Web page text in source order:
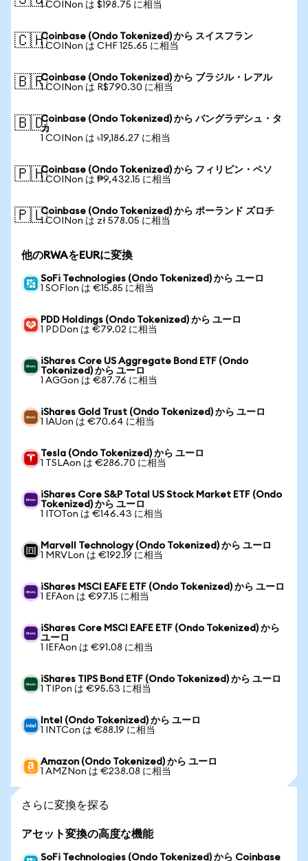
1 COINon は $198.75 に相当
🇨🇭Coinbase (Ondo Tokenized) から スイスフラン
1 COINon は CHF 125.65 に相当
🇧🇷Coinbase (Ondo Tokenized) から ブラジル・レアル
1 COINon は R$790.30 に相当
🇧🇩Coinbase (Ondo Tokenized) から バングラデシュ・タ
カ
1 COINon は ৳19,186.27 に相当
🇵🇭Coinbase (Ondo Tokenized) から フィリピン・ペソ
1 COINon は ₱9,432.15 に相当
🇵🇱Coinbase (Ondo Tokenized) から ポーランド ズロチ
1 COINon は zł 578.05 に相当
他のRWAをEURに変換
SoFi Technologies (Ondo Tokenized) から ユーロ
1 SOFIon は €15.85 に相当
PDD Holdings (Ondo Tokenized) から ユーロ
1 PDDon は €79.02 に相当
iShares Core US Aggregate Bond ETF (Ondo
Tokenized) から ユーロ
1 AGGon は €87.76 に相当
iShares Gold Trust (Ondo Tokenized) から ユーロ
1 IAUon は €70.64 に相当
Tesla (Ondo Tokenized) から ユーロ
1 TSLAon は €286.70 に相当
iShares Core S&P Total US Stock Market ETF (Ondo
Tokenized) から ユーロ
1 ITOTon は €146.43 に相当
Marvell Technology (Ondo Tokenized) から ユーロ
1 MRVLon は €192.19 に相当
iShares MSCI EAFE ETF (Ondo Tokenized) から ユーロ
1 EFAon は €97.15 に相当
iShares Core MSCI EAFE ETF (Ondo Tokenized) から
ユーロ
1 IEFAon は €91.08 に相当
iShares TIPS Bond ETF (Ondo Tokenized) から ユーロ
1 TIPon は €95.53 に相当
Intel (Ondo Tokenized) から ユーロ
1 INTCon は €88.19 に相当
Amazon (Ondo Tokenized) から ユーロ
1 AMZNon は €238.08 に相当
さらに変換を探る
アセット変換の高度な機能
SoFi Technologies (Ondo Tokenized) から Coinbase